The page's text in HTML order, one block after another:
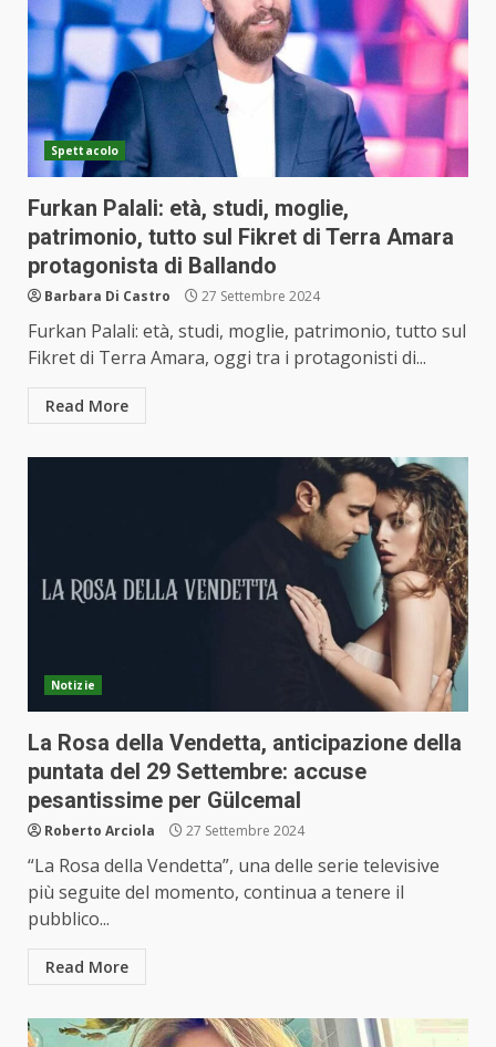
Spettacolo
Furkan Palali: età, studi, moglie,
patrimonio, tutto sul Fikret di Terra Amara
protagonista di Ballando
Barbara Di Castro 27 Settembre 2024
Furkan Palali: età, studi, moglie, patrimonio, tutto sul
Fikret di Terra Amara, oggi tra i protagonisti di...
Read More
Notizie
La Rosa della Vendetta, anticipazione della
puntata del 29 Settembre: accuse
pesantissime per Gülcemal
Roberto Arciola 27 Settembre 2024
“La Rosa della Vendetta”, una delle serie televisive
più seguite del momento, continua a tenere il
pubblico...
Read More